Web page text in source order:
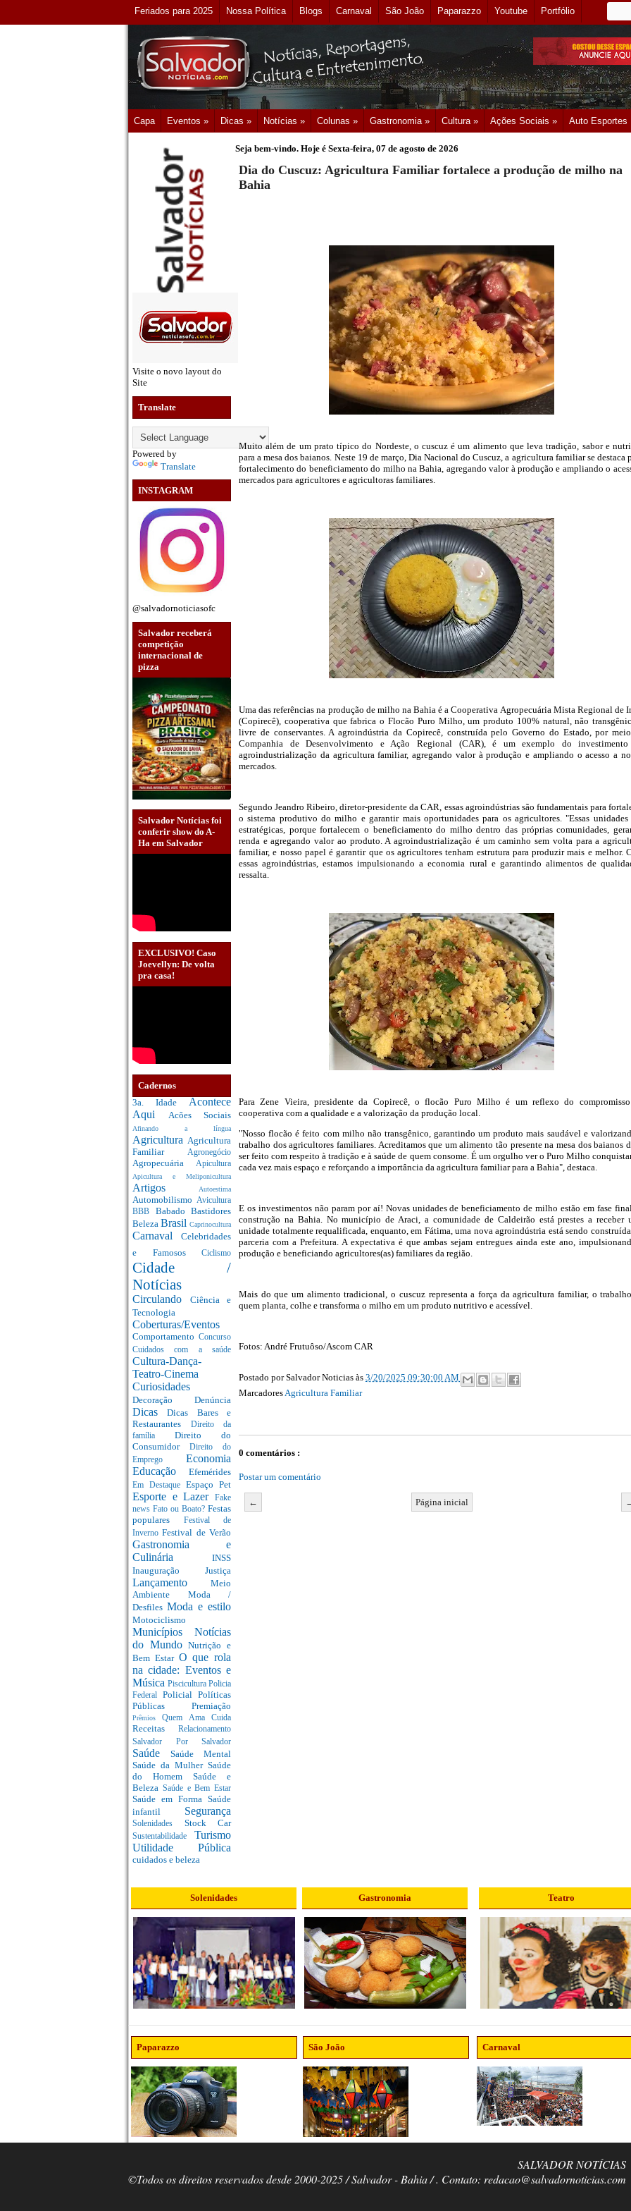
Feriados para 2025 Nossa Política Blogs Carnaval São João Paparazzo Youtube Portfólio
Capa Eventos » Dicas » Notícias » Colunas » Gastronomia » Cultura » Ações Sociais » Auto Esportes
Visite o novo layout do
Site
Translate
Powered by
Translate
INSTAGRAM
@salvadornoticiasofc
Salvador receberá
competição
internacional de
pizza
Salvador Notícias foi
conferir show do A-
Ha em Salvador
EXCLUSIVO! Caso
Joevellyn: De volta
pra casa!
Cadernos
3a. Idade Acontece
Aqui Acões Sociais
Afinando a língua
Agricultura Agricultura
Familiar Agronegócio
Agropecuária Apicultura
Apicultura e Meliponicultura
Artigos Autoestima
Automobilismo Avicultura
BBB Babado Bastidores
Beleza Brasil Caprinocultura
Carnaval Celebridades
e Famosos Ciclismo
Cidade /
Notícias
Circulando Ciência e
Tecnologia
Coberturas/Eventos
Comportamento Concurso
Cuidados com a saúde
Cultura-Dança-
Teatro-Cinema
Curiosidades
Decoração Denúncia
DicasDicas Bares e
Restaurantes
Direito da
família Direito do
Consumidor Direito do
Emprego Economia
Educação Efemérides
Em Destaque Espaço Pet
Esporte e Lazer
Fake
news Fato ou Boato? Festas
populares
Festival de
InvernoFestival de Verão
Gastronomia e
Culinária INSS
Inauguração Justiça
Lançamento Meio
Ambiente Moda /
Desfiles Moda e estilo
Motociclismo
Municípios Notícias
do MundoNutrição e
Bem Estar O que rola
na cidade: Eventos e
Música Piscicultura Policia
Federal Policial Políticas
Públicas Premiação
PrêmiosQuem Ama Cuida
Receitas Relacionamento
Salvador Por Salvador
Saúde Saúde Mental
Saúde da Mulher Saúde
do Homem Saúde e
Beleza Saúde e Bem Estar
Saúde em Forma Saúde
infantil Segurança
Solenidades Stock Car
Sustentabilidade Turismo
Utilidade Pública
cuidados e beleza
Seja bem-vindo. Hoje é Sexta-feira, 07 de agosto de 2026
Dia do Cuscuz: Agricultura Familiar fortalece a produção de milho na
Bahia
Muito além de um prato típico do Nordeste, o cuscuz é um alimento que leva tradição, sabor e
para a mesa dos baianos. Neste 19 de março, Dia Nacional do Cuscuz, a agricultura familiar se destaca
fortalecimento do beneficiamento do milho na Bahia, agregando valor à produção e ampliando o
mercados para agricultores e agricultoras familiares.
Uma das referências na produção de milho na Bahia é a Cooperativa Agropecuária Mista Regional de
(Copirecê), cooperativa que fabrica o Flocão Puro Milho, um produto 100% natural, não
livre de conservantes. A agroindústria da Copirecê, construída pelo Governo do Estado, por
Companhia de Desenvolvimento e Ação Regional (CAR), é um exemplo do
agroindustrialização da agricultura familiar, agregando valor à produção e ampliando o acesso a
mercados.
Segundo Jeandro Ribeiro, diretor-presidente da CAR, essas agroindústrias são fundamentais para
o sistema produtivo do milho e garantir mais oportunidades para os agricultores. "Essas unidades
estratégicas, porque fortalecem o beneficiamento do milho dentro das próprias comunidades,
renda e agregando valor ao produto. A agroindustrialização é um caminho sem volta para a
familiar, e nosso papel é garantir que os agricultores tenham estrutura para produzir mais e melhor.
essas agroindústrias, estamos impulsionando a economia rural e garantindo alimentos de
ressalta.
Para Zene Vieira, presidente da Copirecê, o flocão Puro Milho é um reflexo do
cooperativa com a qualidade e a valorização da produção local.
"Nosso flocão é feito com milho não transgênico, garantindo um produto mais saudável e
trabalho dos agricultores familiares. Acreditamos que um alimento tão presente na mesa dos baianos
ser feito com respeito à tradição e à saúde de quem consome. É um orgulho ver o Puro Milho
cada vez mais espaço e reforçando a importância da agricultura familiar para a Bahia", destaca.
E os investimentos não param por aí! Novas unidades de beneficiamento de milho estão em fase
construção na Bahia. No município de Araci, a comunidade de Caldeirão está prestes a receber
unidade totalmente requalificada, enquanto, em Fátima, uma nova agroindústria está sendo
parceria com a Prefeitura. A expectativa é que ambas sejam entregues ainda este ano,
produção e beneficiando agricultores(as) familiares da região.
Mais do que um alimento tradicional, o cuscuz representa a força da agricultura familiar, o
quem planta, colhe e transforma o milho em um produto nutritivo e acessível.
Fotos: André Frutuôso/Ascom CAR
Postado porSalvador Noticias às 3/20/2025 09:30:00 AM
MarcadoresAgricultura Familiar
0 comentários :
Postar um comentário
← Página inicial
Solenidades Gastronomia Teatro
Paparazzo São João Carnaval
SALVADOR NOTÍCIAS
©Todos os direitos reservados desde 2000-2025 / Salvador - Bahia / . Contato: redacao@salvadornoticias.com